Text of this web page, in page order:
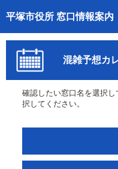
平塚市役所 窓口情報案内
トップページへ
ご利用方法
事前予約
予約状況確認
混雑予想カ
確認したい窓口名を選択
択してください。